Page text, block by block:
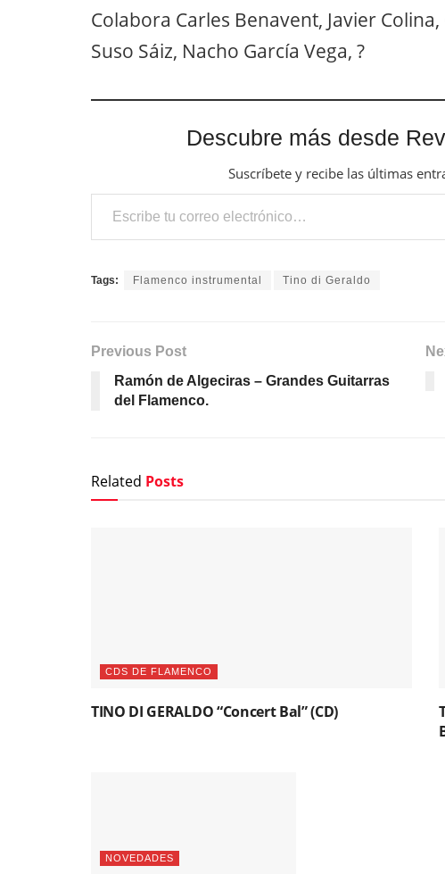
Colabora Carles Benavent, Javier
Suso Sáiz, Nacho García Vega, ?
Descubre más desde
Suscríbete y recibe las últimas
Escribe tu correo electrónico…
Tags: Flamenco instrumental Tino di Geraldo
Previous Post
Ramón de Algeciras – Grandes Guitarras
del Flamenco.
Related Posts
CDS DE FLAMENCO
TINO DI GERALDO “Concert Bal” (CD)
NOVEDADES